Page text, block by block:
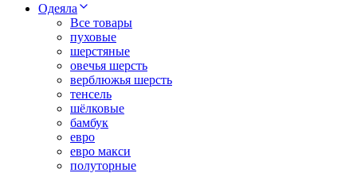
Одеяла
Все товары
пуховые
шерстяные
овечья шерсть
верблюжья шерсть
тенсель
шёлковые
бамбук
евро
евро макси
полуторные